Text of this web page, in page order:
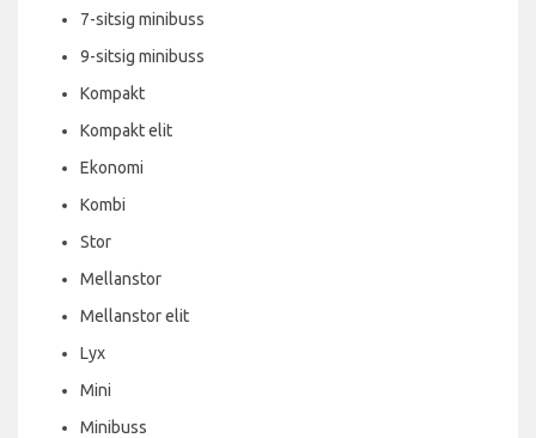
7-sitsig minibuss
9-sitsig minibuss
Kompakt
Kompakt elit
Ekonomi
Kombi
Stor
Mellanstor
Mellanstor elit
Lyx
Mini
Minibuss